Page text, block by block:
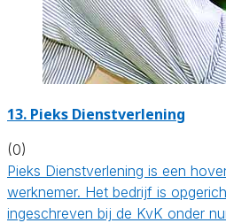
13. Pieks Dienstverlening
(0)
Pieks Dienstverlening is een
werknemer. Het bedrijf is
ingeschreven bij de KvK onder